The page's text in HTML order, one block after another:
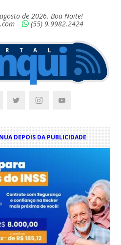
de 2026. Boa Noite!
(55) 9.9982.2424
DEPOIS DA PUBLICIDADE